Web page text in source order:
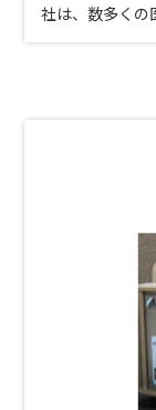
社は、数多くの